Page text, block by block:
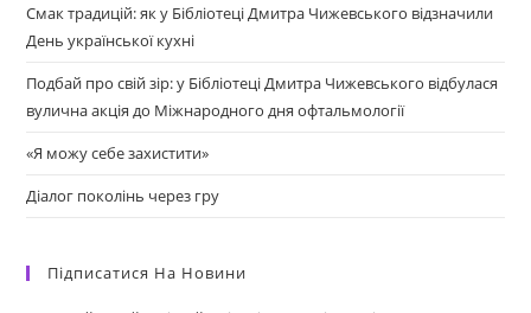
Смак традицій: як у Бібліотеці Дмитра Чижевського відзначили
День української кухні
Подбай про свій зір: у Бібліотеці Дмитра Чижевського відбулася
вулична акція до Міжнародного дня офтальмології
«Я можу себе захистити»
Діалог поколінь через гру
Підписатися На Новини